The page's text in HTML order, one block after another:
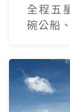
全程五
碗公船